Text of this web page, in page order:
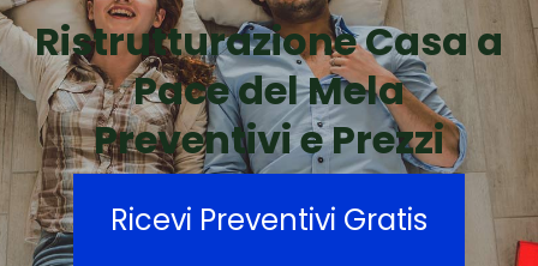
Ristrutturazione Casa a
Pace del Mela
Preventivi e Prezzi
Ricevi Preventivi Gratis